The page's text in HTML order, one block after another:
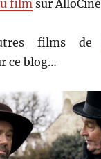
film sur
films
ce blog…